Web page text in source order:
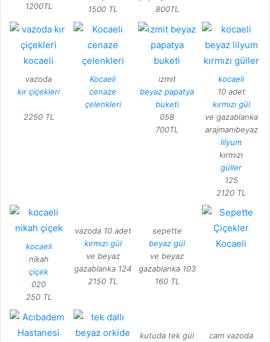
1200TL
1500 TL
800TL
vazoda
kır çiçekleri
2250 TL
Kocaeli
cenaze
çelenkleri
izmit
beyaz papatya
buketi
058
700TL
kocaeli
10 adet
kırmızı gül
ve gazablanka
arajmanıbeyaz
lilyum
kırmızı
güller
125
2120 TL
kocaeli
nikah
çiçek
020
250 TL
vazoda 10 adet
kırmızı gül
ve beyaz
gazablanka 124
2150 TL
sepette
beyaz gül
ve beyaz
gazablanka 103
160 TL
kutuda tek gül
cam vazoda